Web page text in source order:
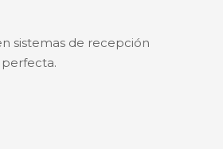
sistemas de recepción